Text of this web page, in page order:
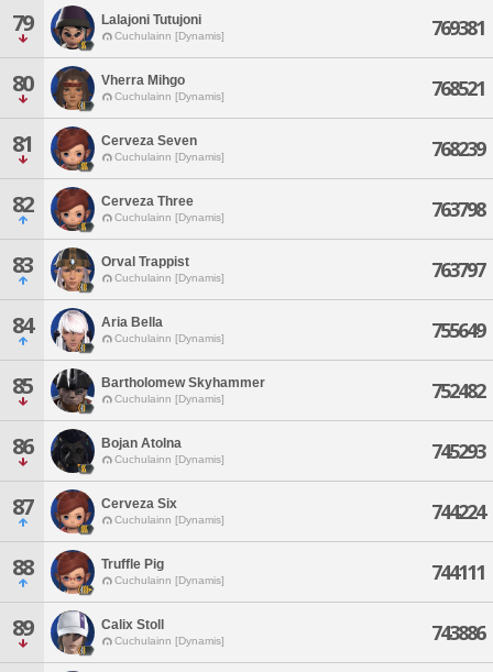
79 Lalajoni Tutujoni
Cuchulainn [Dynamis] 769381
80 Vherra Mihgo
Cuchulainn [Dynamis] 768521
81 Cerveza Seven
Cuchulainn [Dynamis] 768239
82 Cerveza Three
Cuchulainn [Dynamis] 763798
83 Orval Trappist
Cuchulainn [Dynamis] 763797
84 Aria Bella
Cuchulainn [Dynamis] 755649
85 Bartholomew Skyhammer
Cuchulainn [Dynamis] 752482
86 Bojan Atolna
Cuchulainn [Dynamis] 745293
87 Cerveza Six
Cuchulainn [Dynamis] 744224
88 Truffle Pig
Cuchulainn [Dynamis] 744111
89 Calix Stoll
Cuchulainn [Dynamis] 743886